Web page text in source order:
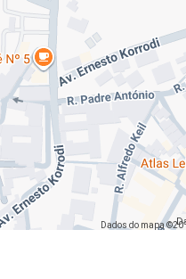
Dados do mapa